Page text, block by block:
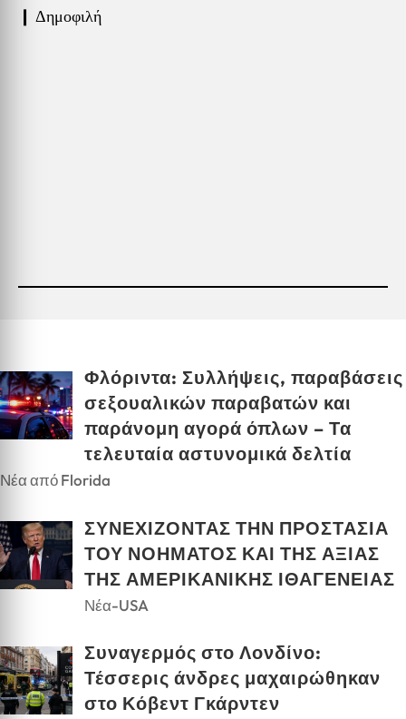
❙ Δημοφιλή
Φλόριντα: Συλλήψεις, παραβάσεις
σεξουαλικών παραβατών και
παράνομη αγορά όπλων – Τα
τελευταία αστυνομικά δελτία
Νέα από Florida
ΣΥΝΕΧΙΖΟΝΤΑΣ ΤΗΝ ΠΡΟΣΤΑΣΙΑ
ΤΟΥ ΝΟΗΜΑΤΟΣ ΚΑΙ ΤΗΣ ΑΞΙΑΣ
ΤΗΣ ΑΜΕΡΙΚΑΝΙΚΗΣ ΙΘΑΓΕΝΕΙΑΣ
Νέα-USA
Συναγερμός στο Λονδίνο:
Τέσσερις άνδρες μαχαιρώθηκαν
στο Κόβεντ Γκάρντεν